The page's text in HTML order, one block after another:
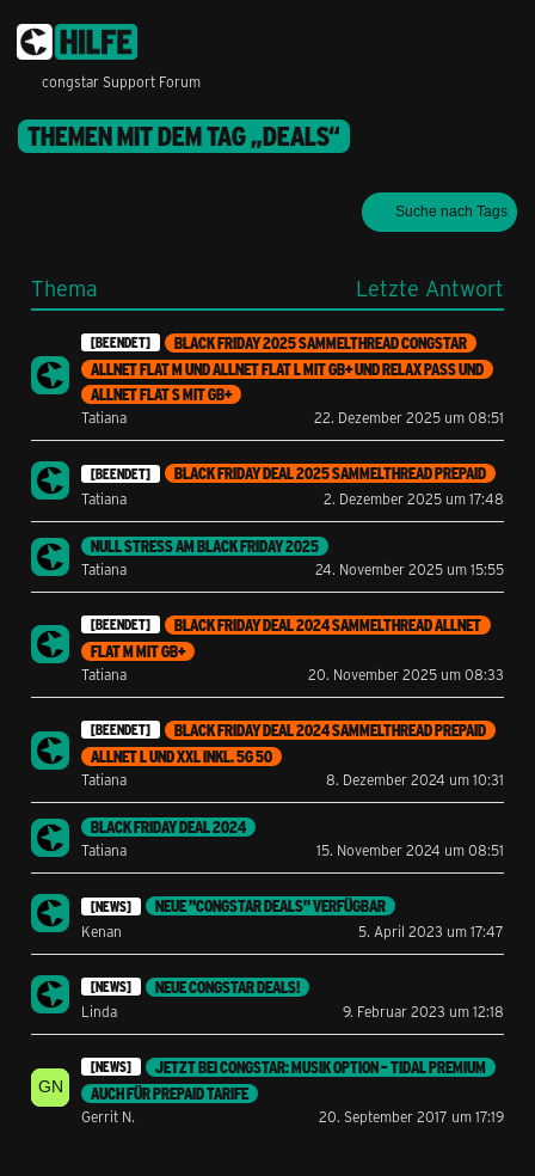
congstar Support Forum
THEMEN MIT DEM TAG „DEALS“
Suche nach Tags
Thema Letzte Antwort
[BEENDET]
BLACK FRIDAY 2025 SAMMELTHREAD CONGSTAR
ALLNET FLAT M UND ALLNET FLAT L MIT GB+ UND RELAX PASS UND
ALLNET FLAT S MIT GB+
Tatiana
22. Dezember 2025 um 08:51
[BEENDET]
BLACK FRIDAY DEAL 2025 SAMMELTHREAD PREPAID
Tatiana
2. Dezember 2025 um 17:48
NULL STRESS AM BLACK FRIDAY 2025
Tatiana
24. November 2025 um 15:55
[BEENDET]
BLACK FRIDAY DEAL 2024 SAMMELTHREAD ALLNET
FLAT M MIT GB+
Tatiana
20. November 2025 um 08:33
[BEENDET]
BLACK FRIDAY DEAL 2024 SAMMELTHREAD PREPAID
ALLNET L UND XXL INKL. 5G 50
Tatiana
8. Dezember 2024 um 10:31
BLACK FRIDAY DEAL 2024
Tatiana
15. November 2024 um 08:51
[NEWS]
NEUE "CONGSTAR DEALS" VERFÜGBAR
Kenan
5. April 2023 um 17:47
[NEWS]
NEUE CONGSTAR DEALS!
Linda
9. Februar 2023 um 12:18
[NEWS]
JETZT BEI CONGSTAR: MUSIK OPTION – TIDAL PREMIUM
AUCH FÜR PREPAID TARIFE
Gerrit N.
20. September 2017 um 17:19